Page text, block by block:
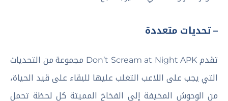
– تحديات متعددة
تقدم Don’t Scream at Night APK مجموعة من التحديات
التي يجب على اللاعب التغلب عليها للبقاء على قيد الحياة،
من الوحوش المخيفة إلى الفخاخ المميتة كل لحظة تحمل